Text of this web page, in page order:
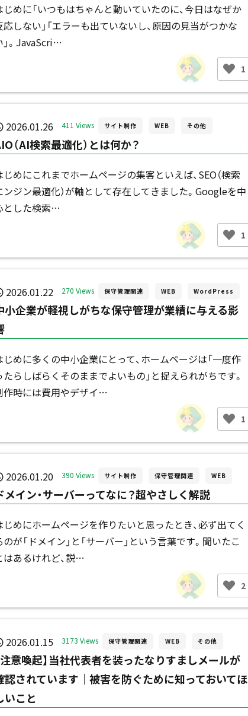
じめに「いつもはちゃんと動いていたのに、今日はなぜか
応しない」「エラーも出ていないし、原因の見当がつかな
」。JavaScri…
1
2026.01.26 411 Views サイト制作 WEB その他
（AI検索最適化）とは何か？
じめにこれまでホームページの集客といえば、SEO（検索
ンジン最適化）が軸として存在してきました。Googleを中
とした検索…
1
2026.01.22 270 Views 保守管理関連 WEB WordPress
小企業が軽視しがちな保守管理が業績に与える影
じめに多くの中小企業にとって、ホームページは「一度作
たらしばらくそのままでよいもの」と捉えられがちです。
作時には費用やデザイ…
1
2026.01.20 390 Views サイト制作 保守管理関連 WEB
メイン・サーバーってなに？超やさしく解説
じめにホームページを作りたいと思ったとき、必ず出てく
のが「ドメイン」と「サーバー」という言葉です。聞いたこ
はあるけれど、説…
2
2026.01.15 3173 Views 保守管理関連 WEB その他
注意喚起】当社代表者を装ったなりすましメールが
認されています｜被害を防ぐために知っておいてほ
いこと